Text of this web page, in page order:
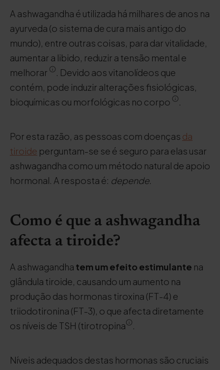
A ashwagandha é utilizada há milhares de anos na
ayurveda (o sistema de cura mais antigo do
mundo), entre outras coisas, para dar vitalidade,
aumentar a libido, reduzir a tensão mental e
melhorar
. Devido aos vitanolídeos que
contém, pode induzir alterações fisiológicas,
bioquímicas ou morfológicas no corpo
.
Por esta razão, as pessoas com doenças da
tiroide perguntam-se se é seguro para elas usar
ashwagandha como um método natural de apoio
hormonal. A resposta é: depende.
Como é que a ashwagandha
afecta a tiroide?
A ashwagandha tem um efeito estimulante na
glândula tiroide, causando um aumento na
produção das hormonas tiroxina (FT-4) e
triiodotironina (FT-3), o que afecta diretamente
os níveis de TSH (tirotropina
.
Níveis adequados destas hormonas são cruciais